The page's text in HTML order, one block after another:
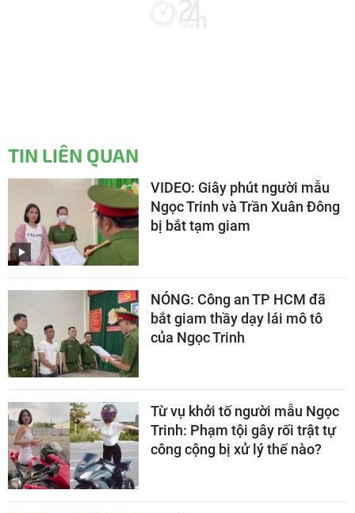
TIN LIÊN QUAN
VIDEO: Giây phút người mẫu
Ngọc Trinh và Trần Xuân Đông
bị bắt tạm giam
NÓNG: Công an TP HCM đã
bắt giam thầy dạy lái mô tô
của Ngọc Trinh
Từ vụ khởi tố người mẫu Ngọc
Trinh: Phạm tội gây rối trật tự
công cộng bị xử lý thế nào?